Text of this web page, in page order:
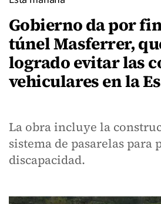
Gobierno da por
túnel Masferrer,
logrado evitar las
vehiculares en la
La obra incluye la
sistema de pasarelas para
discapacidad.